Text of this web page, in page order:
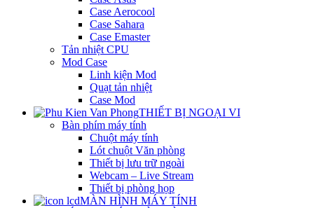
Case Aerocool
Case Sahara
Case Emaster
Tản nhiệt CPU
Mod Case
Linh kiện Mod
Quạt tản nhiệt
Case Mod
THIẾT BỊ NGOẠI VI
Bàn phím máy tính
Chuột máy tính
Lót chuột Văn phòng
Thiết bị lưu trữ ngoài
Webcam – Live Stream
Thiết bị phòng họp
MÀN HÌNH MÁY TÍNH